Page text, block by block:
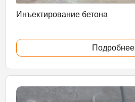
Инъектирование бетона
Подробнее